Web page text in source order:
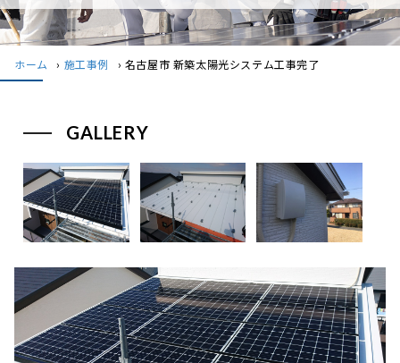
ホーム › 施工事例 › 名古屋市 新築太陽光システム工事完了
GALLERY